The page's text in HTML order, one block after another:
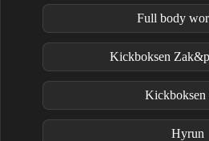
Full body
Kickboksen
Kickboksen
Hyrun